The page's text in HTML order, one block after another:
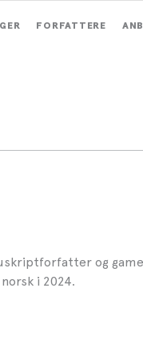
FORFATTERE
og
i 2024.